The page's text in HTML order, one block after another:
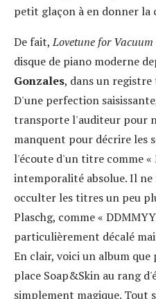
petit glaçon à en donner la
De fait,Lovetune for Vacuum
disque de piano moderne
Gonzales, dans un
D'une perfection
transporte l'auditeur pour
manquent pour décrire les
l'écoute d'un titre comme
intemporalité absolue. Il
occulter les titres un peu
Plaschg, comme «
particulièrement décalé
En clair, voici un album
place Soap&Skin au rang
simplement magique. Tout